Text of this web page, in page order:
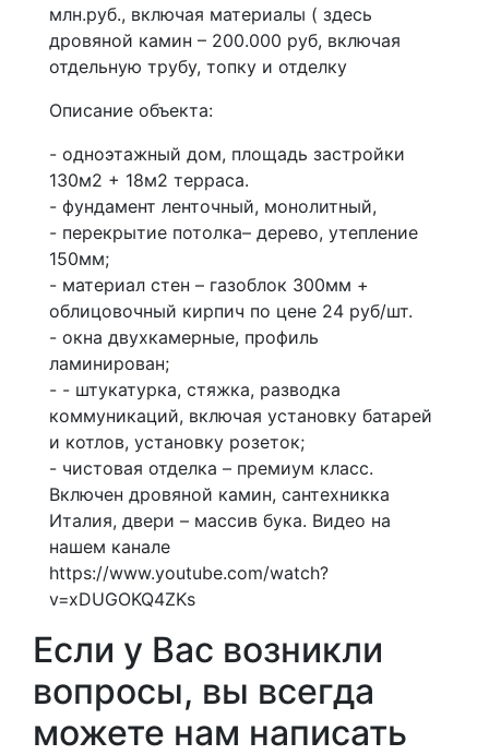
млн.руб., включая материалы ( здесь
дровяной камин – 200.000 руб, включая
отдельную трубу, топку и отделку
Описание объекта:
- одноэтажный дом, площадь застройки
130м2 + 18м2 терраса.
- фундамент ленточный, монолитный,
- перекрытие потолка– дерево, утепление
150мм;
- материал стен – газоблок 300мм +
облицовочный кирпич по цене 24 руб/шт.
- окна двухкамерные, профиль
ламинирован;
- - штукатурка, стяжка, разводка
коммуникаций, включая установку батарей
и котлов, установку розеток;
- чистовая отделка – премиум класс.
Включен дровяной камин, сантехникка
Италия, двери – массив бука. Видео на
нашем канале
https://www.youtube.com/watch?
v=xDUGOKQ4ZKs
Если у Вас возникли
вопросы, вы всегда
можете нам написать